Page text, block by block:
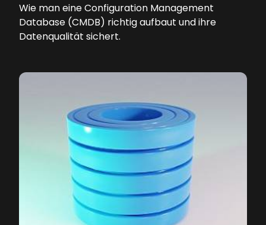
Wie man eine Configuration Management
Database (CMDB) richtig aufbaut und ihre
Datenqualität sichert.